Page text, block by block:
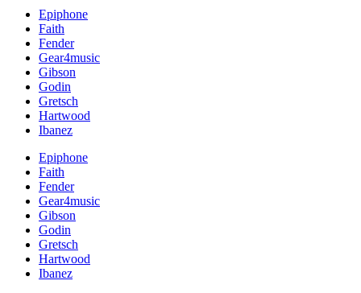
Epiphone
Faith
Fender
Gear4music
Gibson
Godin
Gretsch
Hartwood
Ibanez
Epiphone
Faith
Fender
Gear4music
Gibson
Godin
Gretsch
Hartwood
Ibanez